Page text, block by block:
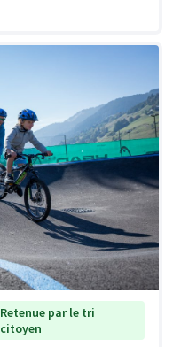
Retenue par le tri
citoyen